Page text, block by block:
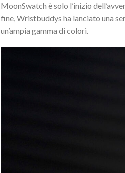
MoonSwatch è solo l’inizio
fine, Wristbuddys ha lanciato una
un’ampia gamma di colori.